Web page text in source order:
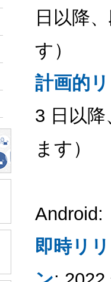
日以降
す）
計画的
3 日以
ます）
Android:
即時リ